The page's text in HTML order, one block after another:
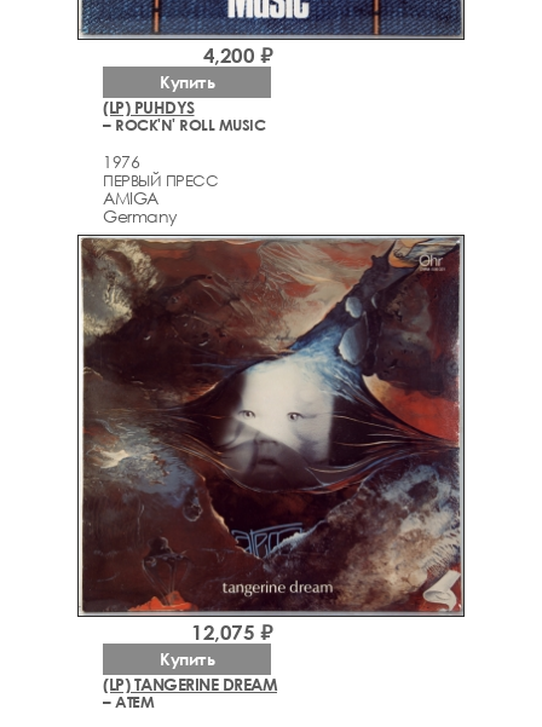
(LP) PUHDYS
– ROCK'N' ROLL MUSIC
1976
ПЕРВЫЙ ПРЕСС
AMIGA
Germany
4,200 ₽
Купить
(LP) TANGERINE DREAM
– ATEM
12,075 ₽
Купить